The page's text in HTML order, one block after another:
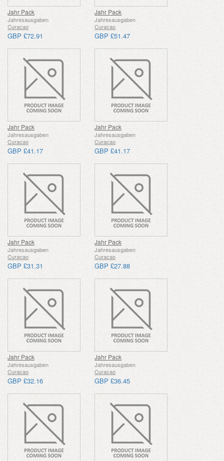
Jahr Pack
Jahresausgaben
Curacao
GBP £72.91
Jahr Pack
Jahresausgaben
Curacao
GBP £51.47
Jahr Pack
Jahresausgaben
Curacao
GBP £41.17
Jahr Pack
Jahresausgaben
Curacao
GBP £41.17
Jahr Pack
Jahresausgaben
Curacao
GBP £31.31
Jahr Pack
Jahresausgaben
Curacao
GBP £27.88
Jahr Pack
Jahresausgaben
Curacao
GBP £32.16
Jahr Pack
Jahresausgaben
Curacao
GBP £36.45